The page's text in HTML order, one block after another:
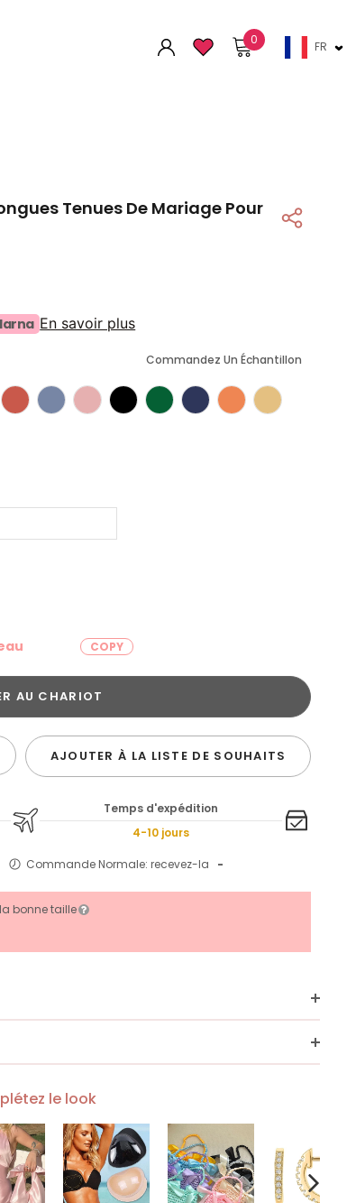
0 FR
Tenues De Mariage Pour
En savoir plus
Commandez Un Échantillon
COPY
AJOUTER À LA LISTE DE SOUHAITS
Temps d'expédition
4-10 jours
Commande Normale: recevez-la -
bonne taille
le look